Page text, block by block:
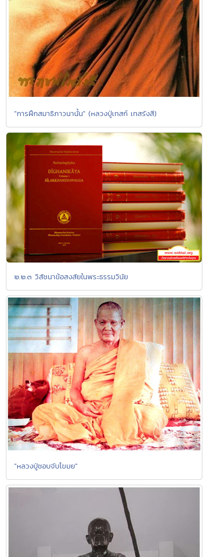
"การฝึกสมาธิภาวนานั้น" (หลวงปู่เทสก์ เทสรังสี)
๒.๒.๓ วิสัชนาข้อสงสัยในพระธรรมวินัย
"หลวงปู่ชอบจับโขมย"